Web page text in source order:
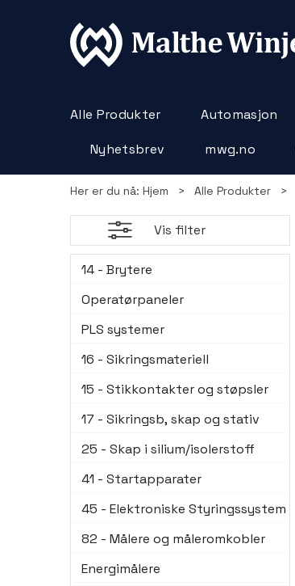
Alle Produkter Automasjon
Nyhetsbrev mwg.no
Her er du nå: Hjem > Alle Produkter >
Vis filter
14 - Brytere
Operatørpaneler
PLS systemer
16 - Sikringsmateriell
15 - Stikkontakter og støpsler
17 - Sikringsb, skap og stativ
25 - Skap i silium/isolerstoff
41 - Startapparater
45 - Elektroniske Styringssystem
82 - Målere og måleromkobler
Energimålere